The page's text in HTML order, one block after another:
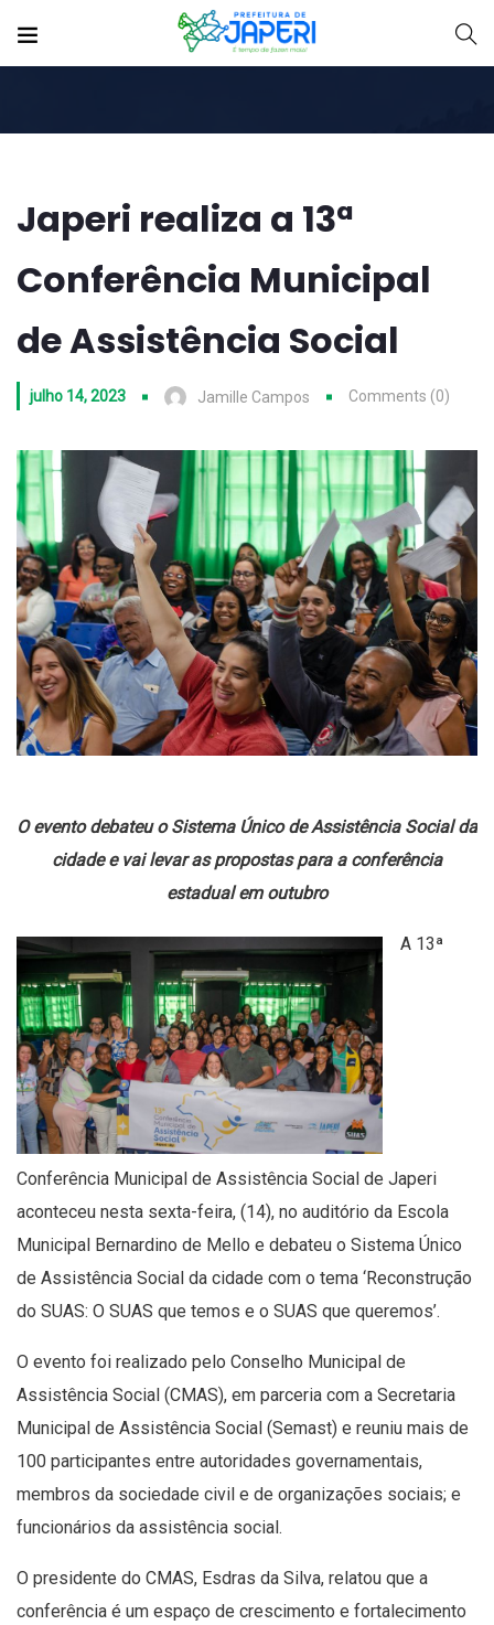
Japeri realiza a 13ª
Conferência Municipal
de Assistência Social
julho 14, 2023 Jamille Campos Comments (0)
O evento debateu o Sistema Único de Assistência Social da
cidade e vai levar as propostas para a conferência
estadual em outubro
A 13ª
Conferência Municipal de Assistência Social de Japeri
aconteceu nesta sexta-feira, (14), no auditório da Escola
Municipal Bernardino de Mello e debateu o Sistema Único
de Assistência Social da cidade com o tema ‘Reconstrução
do SUAS: O SUAS que temos e o SUAS que queremos’.
O evento foi realizado pelo Conselho Municipal de
Assistência Social (CMAS), em parceria com a Secretaria
Municipal de Assistência Social (Semast) e reuniu mais de
100 participantes entre autoridades governamentais,
membros da sociedade civil e de organizações sociais; e
funcionários da assistência social.
O presidente do CMAS, Esdras da Silva, relatou que a
conferência é um espaço de crescimento e fortalecimento